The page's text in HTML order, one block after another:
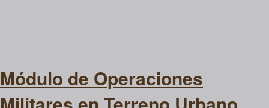
Módulo de Operaciones